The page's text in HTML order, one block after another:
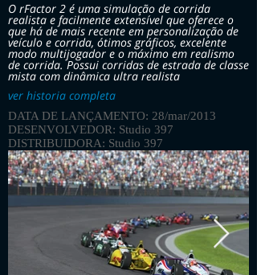
O rFactor 2 é uma simulação de corrida
realista e facilmente extensível que oferece o
que há de mais recente em personalização de
veículo e corrida, ótimos gráficos, excelente
modo multijogador e o máximo em realismo
de corrida. Possui corridas de estrada de classe
mista com dinâmica ultra realista
ver historia completa
DATA DE LANÇAMENTO: 28/mar/2013
DESENVOLVEDOR: Studio 397
DISTRIBUIDORA: Studio 397